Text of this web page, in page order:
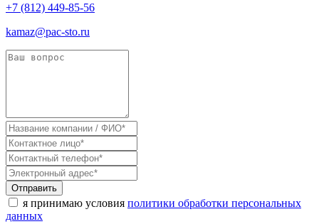
+7 (812) 449-85-56
kamaz@pac-sto.ru
Отправить
я принимаю условия политики обработки персональных
данных